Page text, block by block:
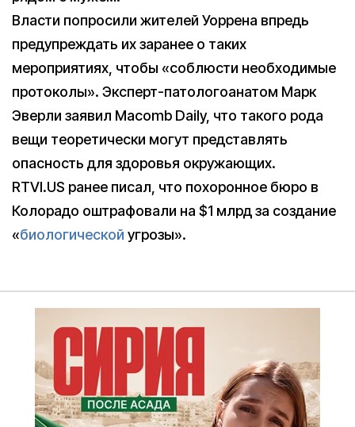
Власти попросили жителей Уоррена впредь
предупреждать их заранее о таких
мероприятиях, чтобы «соблюсти необходимые
протоколы». Эксперт-патологоанатом Марк
Эверли заявил Macomb Daily, что такого рода
вещи теоретически могут представлять
опасность для здоровья окружающих.
RTVI.US ранее писал, что похоронное бюро в
Колорадо оштрафовали на $1 млрд за создание
«биологической угрозы».